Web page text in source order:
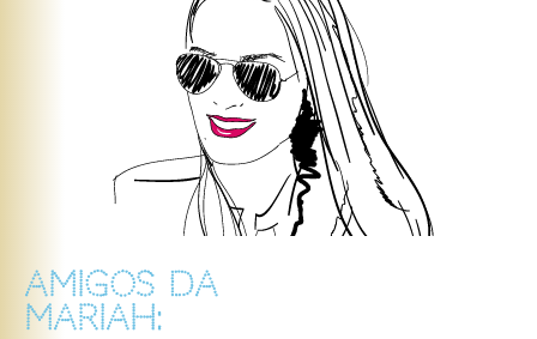
AMIGOS DA
MARIAH: